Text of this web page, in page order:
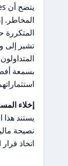
المخاطر.
تشير إلى
بسمعة
إخلاء
يستند هذا
نصيحة
اتخاذ